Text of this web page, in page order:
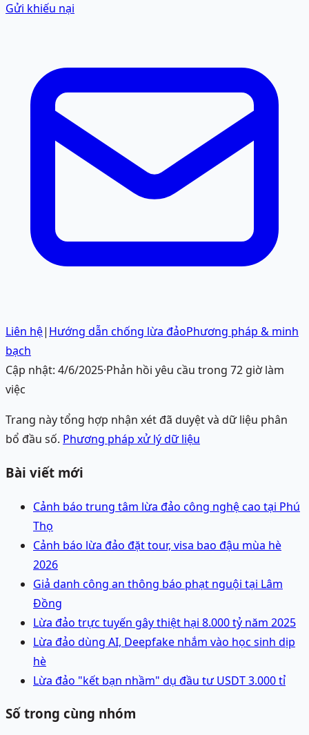
Gửi khiếu nại
Liên hệ| Hướng dẫn chống lừa đảoPhương pháp & minh
bạch
Cập nhật: 4/6/2025·Phản hồi yêu cầu trong 72 giờ làm
việc
Trang này tổng hợp nhận xét đã duyệt và dữ liệu phân
bổ đầu số. Phương pháp xử lý dữ liệu
Bài viết mới
Cảnh báo trung tâm lừa đảo công nghệ cao tại Phú
Thọ
Cảnh báo lừa đảo đặt tour, visa bao đậu mùa hè
2026
Giả danh công an thông báo phạt nguội tại Lâm
Đồng
Lừa đảo trực tuyến gây thiệt hại 8.000 tỷ năm 2025
Lừa đảo dùng AI, Deepfake nhắm vào học sinh dịp
hè
Lừa đảo "kết bạn nhầm" dụ đầu tư USDT 3.000 tỉ
Số trong cùng nhóm